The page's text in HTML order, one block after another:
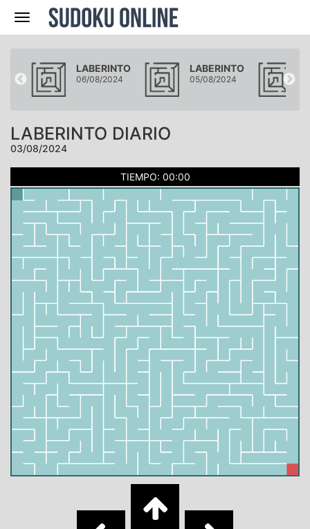
Navegación
LABERINTO
06/08/2024
LABERINTO
05/08/2024
LABERINTO DIARIO
03/08/2024
TIEMPO: 00:00